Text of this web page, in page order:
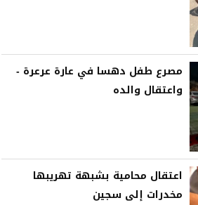
مصرع طفل دهسا في عارة عرعرة -
واعتقال والده
اعتقال محامية بشبهة تهريبها
مخدرات إلى سجين